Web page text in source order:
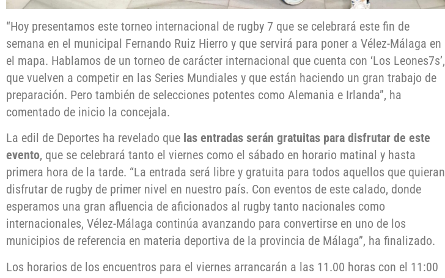
“Hoy presentamos este torneo internacional de rugby 7 que se celebrará este fin de
semana en el municipal Fernando Ruiz Hierro y que servirá para poner a Vélez-Málaga en
el mapa. Hablamos de un torneo de carácter internacional que cuenta con ‘Los Leones7s’,
que vuelven a competir en las Series Mundiales y que están haciendo un gran trabajo de
preparación. Pero también de selecciones potentes como Alemania e Irlanda”, ha
comentado de inicio la concejala.
La edil de Deportes ha revelado que las entradas serán gratuitas para disfrutar de este
evento, que se celebrará tanto el viernes como el sábado en horario matinal y hasta
primera hora de la tarde. “La entrada será libre y gratuita para todos aquellos que quieran
disfrutar de rugby de primer nivel en nuestro país. Con eventos de este calado, donde
esperamos una gran afluencia de aficionados al rugby tanto nacionales como
internacionales, Vélez-Málaga continúa avanzando para convertirse en uno de los
municipios de referencia en materia deportiva de la provincia de Málaga”, ha finalizado.
Los horarios de los encuentros para el viernes arrancarán a las 11.00 horas con el 11:00